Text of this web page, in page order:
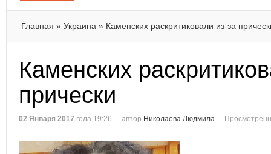
Главная » Украина » Каменских раскритиковали из-за
Каменских
прически
02 Января 2017 года 19:26 автор Николаева Людмила